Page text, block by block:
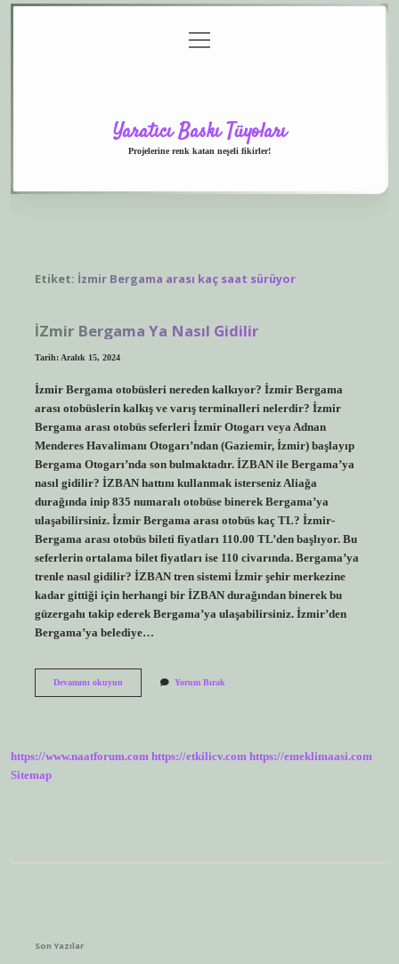
menüyü
aç
Yaratıcı Baskı Tüyoları
Projelerine renk katan neşeli fikirler!
Etiket: İzmir Bergama arası kaç saat sürüyor
İZmir Bergama Ya Nasıl Gidilir
Tarih: Aralık 15, 2024
İzmir Bergama otobüsleri nereden kalkıyor? İzmir Bergama
arası otobüslerin kalkış ve varış terminalleri nelerdir? İzmir
Bergama arası otobüs seferleri İzmir Otogarı veya Adnan
Menderes Havalimanı Otogarı’ndan (Gaziemir, İzmir) başlayıp
Bergama Otogarı’nda son bulmaktadır. İZBAN ile Bergama’ya
nasıl gidilir? İZBAN hattını kullanmak isterseniz Aliağa
durağında inip 835 numaralı otobüse binerek Bergama’ya
ulaşabilirsiniz. İzmir Bergama arası otobüs kaç TL? İzmir-
Bergama arası otobüs bileti fiyatları 110.00 TL’den başlıyor. Bu
seferlerin ortalama bilet fiyatları ise 110 civarında. Bergama’ya
trenle nasıl gidilir? İZBAN tren sistemi İzmir şehir merkezine
kadar gittiği için herhangi bir İZBAN durağından binerek bu
güzergahı takip ederek Bergama’ya ulaşabilirsiniz. İzmir’den
Bergama’ya belediye…
Devamını okuyunİZmir
Yorum Bırak
https://www.naatforum.com https://etkilicv.com https://emeklimaasi.com
Sitemap
Son Yazılar